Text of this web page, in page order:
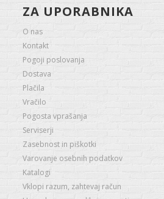
ZA UPORABNIKA
O nas
Kontakt
Pogoji poslovanja
Dostava
Plačila
Vračilo
Pogosta vprašanja
Serviserji
Zasebnost in piškotki
Varovanje osebnih podatkov
Katalogi
Vklopi razum, zahtevaj račun